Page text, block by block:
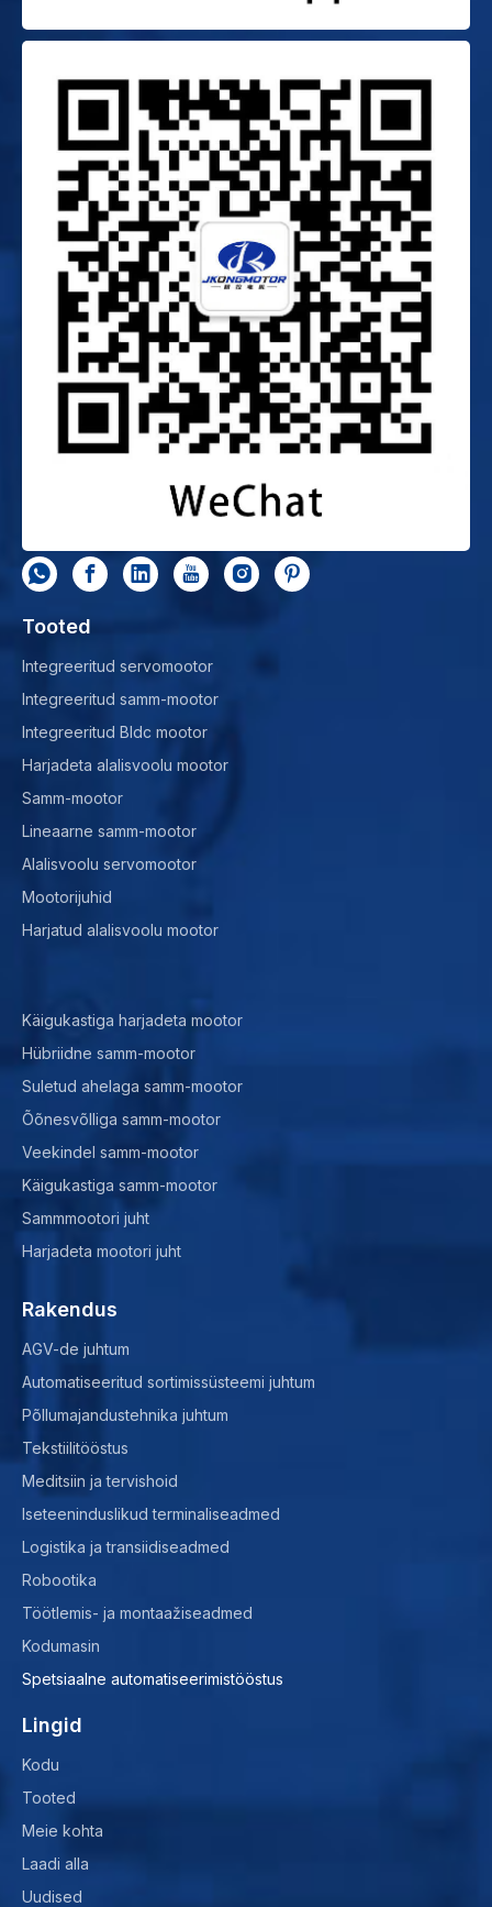
Tooted
Integreeritud servomootor
Integreeritud samm-mootor
Integreeritud Bldc mootor
Harjadeta alalisvoolu mootor
Samm-mootor
Lineaarne samm-mootor
Alalisvoolu servomootor
Mootorijuhid
Harjatud alalisvoolu mootor
Käigukastiga harjadeta mootor
Hübriidne samm-mootor
Suletud ahelaga samm-mootor
Õõnesvõlliga samm-mootor
Veekindel samm-mootor
Käigukastiga samm-mootor
Sammmootori juht
Harjadeta mootori juht
Rakendus
AGV-de juhtum
Automatiseeritud sortimissüsteemi juhtum
Põllumajandustehnika juhtum
Tekstiilitööstus
Meditsiin ja tervishoid
Iseteeninduslikud terminaliseadmed
Logistika ja transiidiseadmed
Robootika
Töötlemis- ja montaažiseadmed
Kodumasin
Spetsiaalne automatiseerimistööstus
Lingid
Kodu
Tooted
Meie kohta
Laadi alla
Uudised